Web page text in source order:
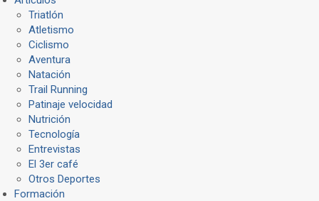
Triatlón
Atletismo
Ciclismo
Aventura
Natación
Trail Running
Patinaje velocidad
Nutrición
Tecnología
Entrevistas
El 3er café
Otros Deportes
Formación